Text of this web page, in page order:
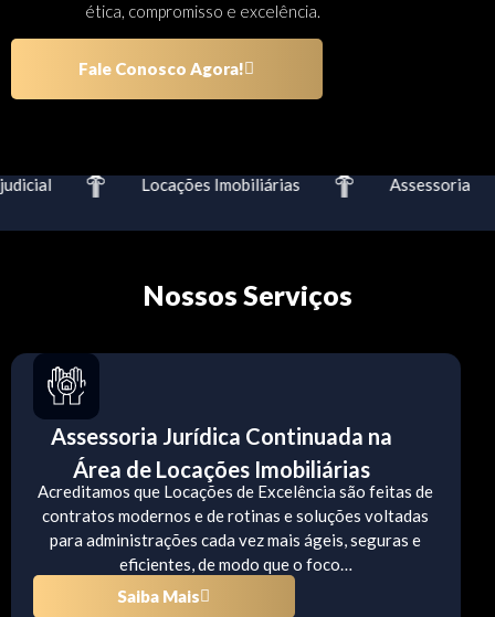
ética, compromisso e excelência.
Fale Conosco Agora!
Locações Imobiliárias Assessoria
Nossos Serviços
Assessoria Jurídica Continuada na
Área de Locações Imobiliárias
Acreditamos que Locações de Excelência são feitas de
contratos modernos e de rotinas e soluções voltadas
para administrações cada vez mais ágeis, seguras e
eficientes, de modo que o foco…
Saiba Mais